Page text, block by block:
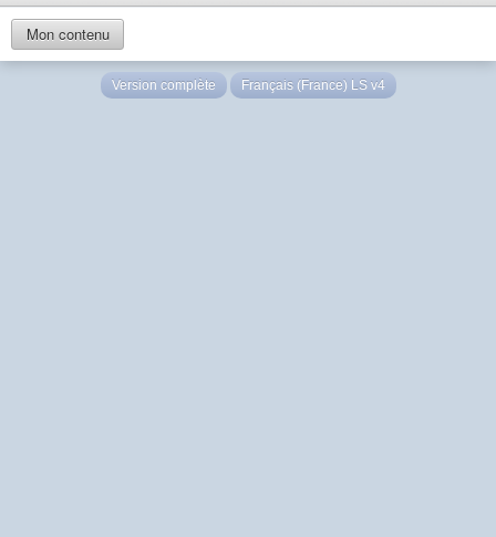
Mon contenu
Version complète Français (France) LS v4